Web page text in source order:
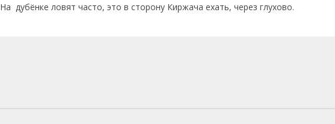
На дубёнке ловят часто, это в сторону Киржача ехать, через глухово.